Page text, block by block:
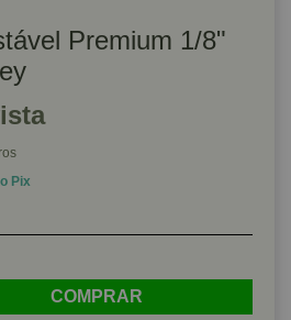
Premium 1/8"
Pix
COMPRAR